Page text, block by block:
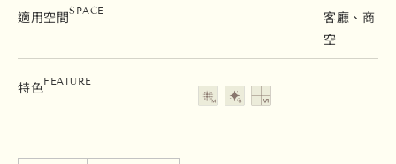
適用空間SPACE
客廳、商
空
特色FEATURE